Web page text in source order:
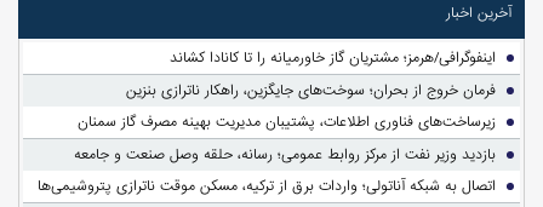
آخرین اخبار
اینفوگرافی/هرمز؛ مشتریان گاز خاورمیانه را تا کانادا کشاند
فرمان خروج از بحران؛ سوخت‌های جایگزین، راهکار ناترازی بنزین
زیرساخت‌های فناوری اطلاعات، پشتیبان مدیریت بهینه مصرف گاز سمنان
بازدید وزیر نفت از مرکز روابط عمومی؛ رسانه، حلقه وصل صنعت و جامعه
اتصال به شبکه آناتولی؛ واردات برق از ترکیه، مسکن موقت ناترازی پتروشیمی‌ها